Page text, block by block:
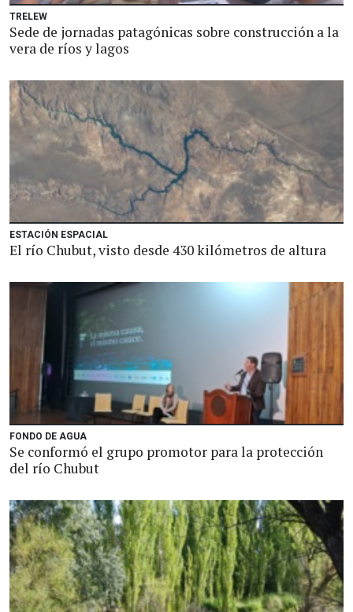
TRELEW
Sede de jornadas patagónicas sobre construcción a la
vera de ríos y lagos
ESTACIÓN ESPACIAL
El río Chubut, visto desde 430 kilómetros de altura
FONDO DE AGUA
Se conformó el grupo promotor para la protección
del río Chubut